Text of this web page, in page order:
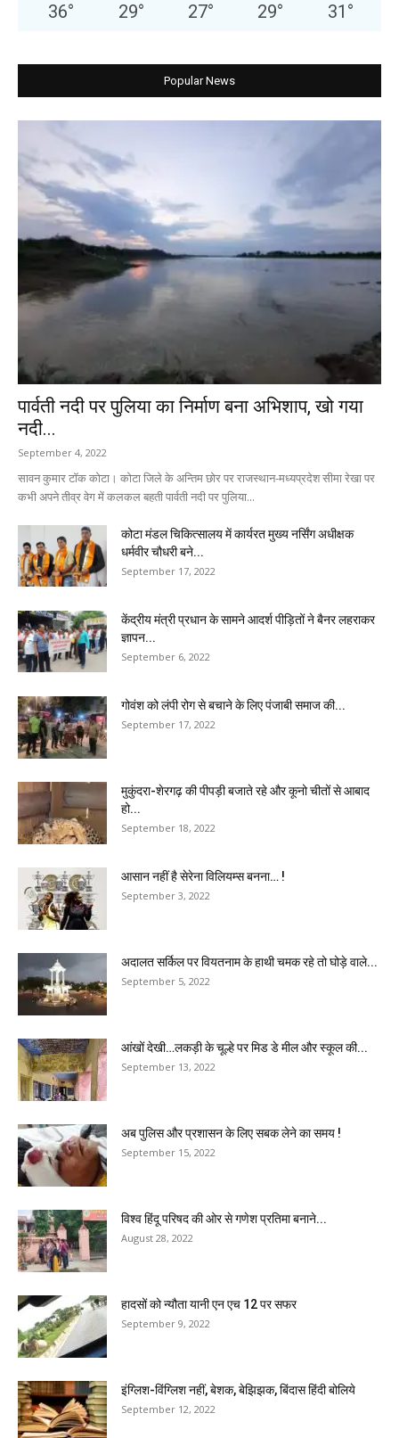
36° 29° 27° 29° 31 °
Popular News
पार्वती नदी पर पुलिया का निर्माण बना अभिशाप, खो गया
नदी...
September 4, 2022
सावन कुमार टॉक कोटा। कोटा जिले के अन्तिम छोर पर राजस्थान-मध्यप्रदेश सीमा रेखा पर
कभी अपने तीव्र वेग में कलकल बहती पार्वती नदी पर पुलिया...
कोटा मंडल चिकित्सालय में कार्यरत मुख्य नर्सिंग अधीक्षक
धर्मवीर चौधरी बने...
September 17, 2022
केंद्रीय मंत्री प्रधान के सामने आदर्श पीड़ितों ने बैनर लहराकर
ज्ञापन...
September 6, 2022
गोवंश को लंपी रोग से बचाने के लिए पंजाबी समाज की...
September 17, 2022
मुकुंदरा-शेरगढ़ की पीपड़ी बजाते रहे और कूनो चीतों से आबाद
हो...
September 18, 2022
आसान नहीं है सेरेना विलियम्स बनना… !
September 3, 2022
अदालत सर्किल पर वियतनाम के हाथी चमक रहे तो घोड़े वाले...
September 5, 2022
आंखों देखी…लकड़ी के चूल्हे पर मिड डे मील और स्कूल की...
September 13, 2022
अब पुलिस और प्रशासन के लिए सबक लेने का समय !
September 15, 2022
विश्व हिंदू परिषद की ओर से गणेश प्रतिमा बनाने...
August 28, 2022
हादसों को न्यौता यानी एन एच 12 पर सफर
September 9, 2022
इंग्लिश-विंग्लिश नहीं, बेशक, बेझिझक, बिंदास हिंदी बोलिये
September 12, 2022